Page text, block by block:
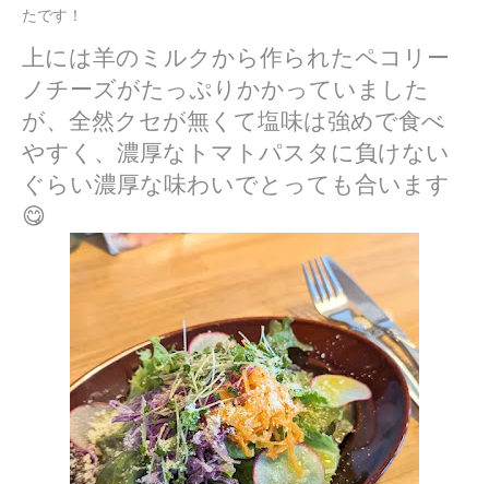
たです！
上には羊のミルクから作られたペコリー
ノチーズがたっぷりかかっていました
が、全然クセが無くて塩味は強めで食べ
やすく、濃厚なトマトパスタに負けない
ぐらい濃厚な味わいでとっても合います
😋